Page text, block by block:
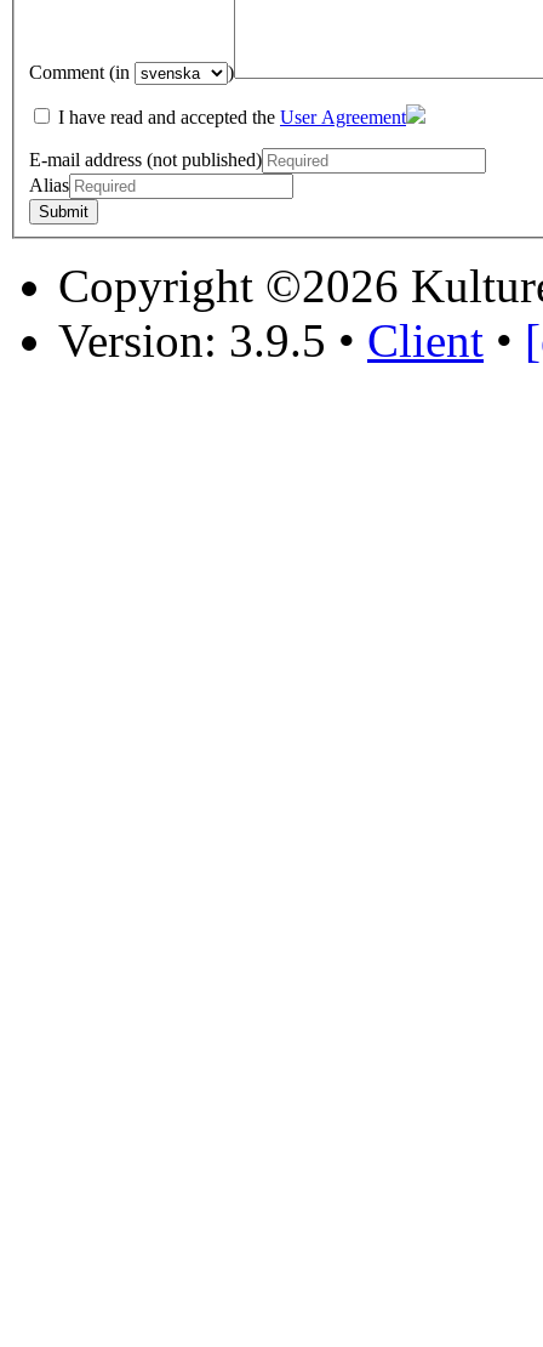
Comment (in )
I have read and accepted the User Agreement
E-mail address (not published)
Alias
Copyright ©2026
Version: 3.9.5 • Client •